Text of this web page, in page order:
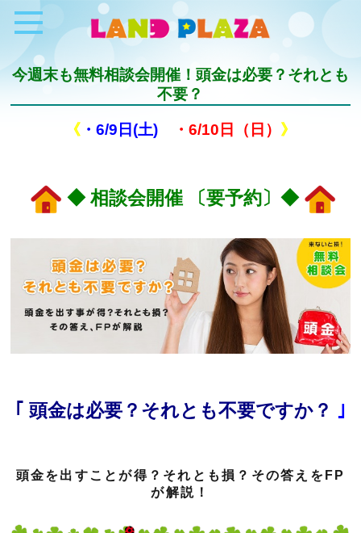
今週末も無料相談会開催！頭金は必要？それとも
不要？
《 ・6/9日(土) ・6/10日（日） 》
◆ 相談会開催 〔要予約〕◆
｢ 頭金は必要？それとも不要ですか？ ｣
頭金を出すことが得？それとも損？その答えをFP
が解説！